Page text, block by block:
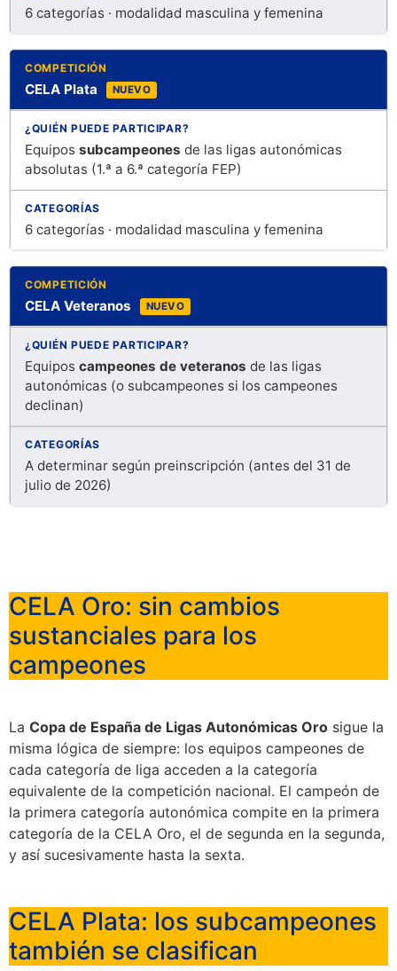
6 categorías · modalidad masculina y femenina
CELA Plata NUEVO
Equipos subcampeones de las ligas autonómicas
absolutas (1.ª a 6.ª categoría FEP)
6 categorías · modalidad masculina y femenina
CELA Veteranos NUEVO
Equipos campeones de veteranos de las ligas
autonómicas (o subcampeones si los campeones
declinan)
A determinar según preinscripción (antes del 31 de
julio de 2026)
CELA Oro: sin cambios
sustanciales para los
campeones
La Copa de España de Ligas Autonómicas Oro sigue la
misma lógica de siempre: los equipos campeones de
cada categoría de liga acceden a la categoría
equivalente de la competición nacional. El campeón de
la primera categoría autonómica compite en la primera
categoría de la CELA Oro, el de segunda en la segunda,
y así sucesivamente hasta la sexta.
CELA Plata: los subcampeones
también se clasifican